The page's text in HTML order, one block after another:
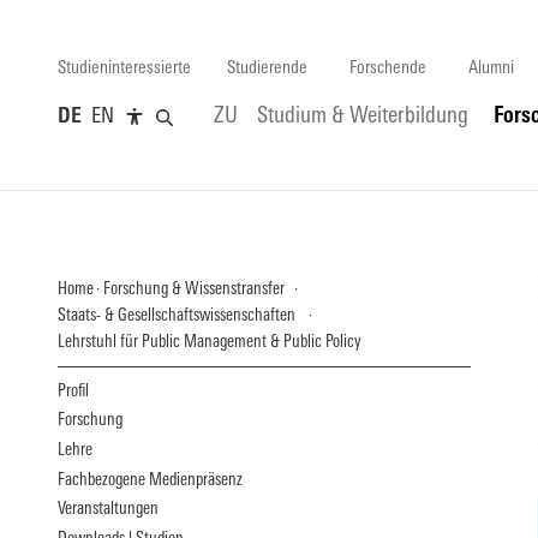
Studieninteressierte Studierende Forschende Alumni
DE EN ZU Studium & Weiterbildung
Home Forschung & Wissenstransfer
Staats- & Gesellschaftswissenschaften
Lehrstuhl für Public Management & Public Policy
Profil
Forschung
Lehre
Fachbezogene Medienpräsenz
Veranstaltungen